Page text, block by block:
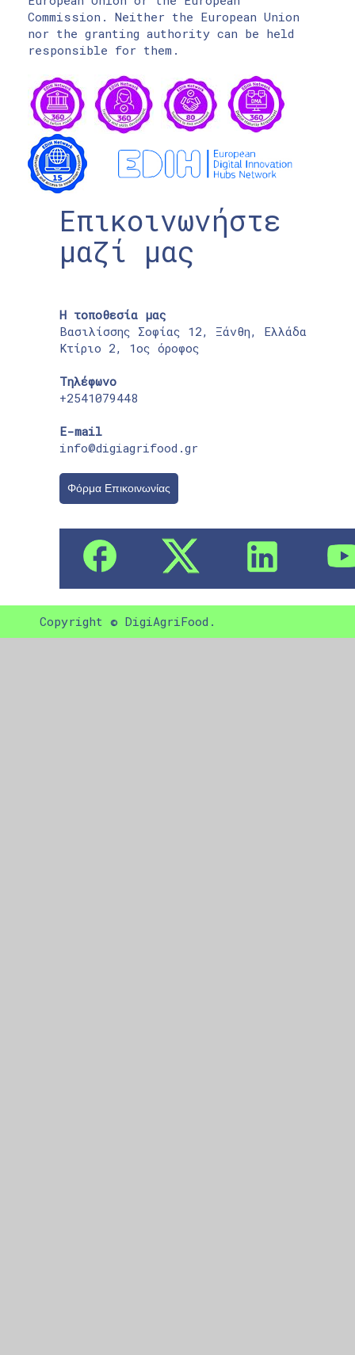
Commission. Neither the European Union
nor the granting authority can be held
responsible for them.
Επικοινωνήστε
μαζί μας
Η τοποθεσία μας
Βασιλίσσης Σοφίας 12, Ξάνθη, Ελλάδα
Κτίριο 2, 1ος όροφος
Τηλέφωνο
+2541079448
E-mail
info@digiagrifood.gr
Φόρμα Επικοινωνίας
Copyright © DigiAgriFood.